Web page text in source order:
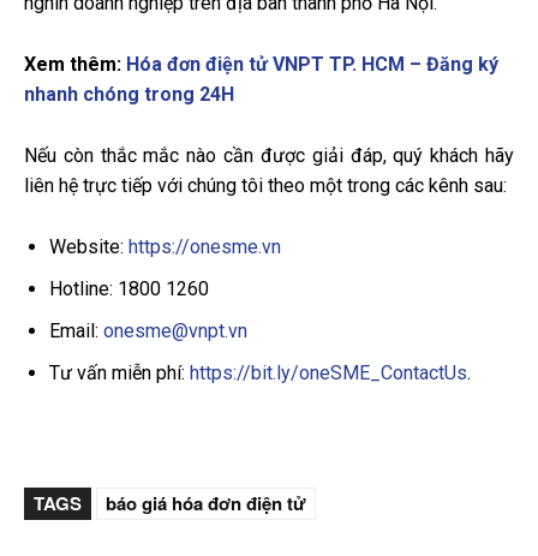
Xem thêm: Hóa đơn điện tử VNPT TP. HCM – Đăng ký
nhanh chóng trong 24H
Nếu còn thắc mắc nào cần được giải đáp, quý khách hãy
liên hệ trực tiếp với chúng tôi theo một trong các kênh sau:
Website: https://onesme.vn
Hotline: 1800 1260
Email: onesme@vnpt.vn
Tư vấn miễn phí: https://bit.ly/oneSME_ContactUs.
TAGS báo giá hóa đơn điện tử